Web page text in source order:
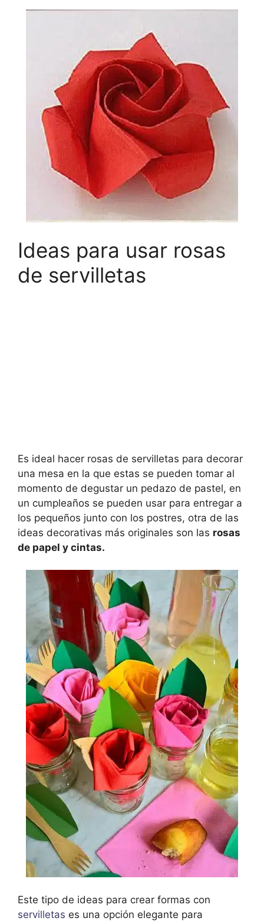
Ideas para usar rosas
de servilletas
Es ideal hacer rosas de servilletas para decorar
una mesa en la que estas se pueden tomar al
momento de degustar un pedazo de pastel, en
un cumpleaños se pueden usar para entregar a
los pequeños junto con los postres, otra de las
ideas decorativas más originales son las rosas
de papel y cintas.
Este tipo de ideas para crear formas con
servilletas es una opción elegante para